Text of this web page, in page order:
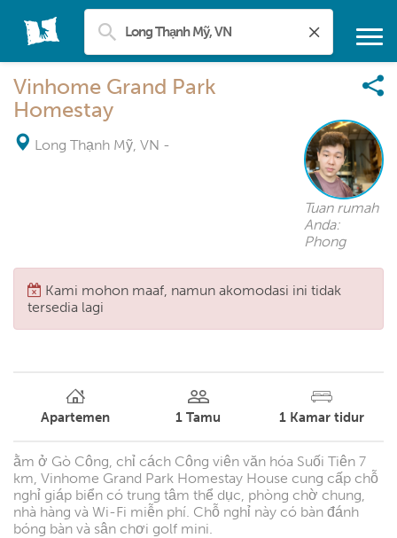
Vinhome Grand Park
Homestay
Long Thạnh Mỹ, VN -
Tuan rumah
Anda:
Phong
Kami mohon maaf, namun akomodasi ini tidak
tersedia lagi
Apartemen 1 Tamu 1 Kamar tidur
ằm ở Gò Công, chỉ cách Công viên văn hóa Suối Tiên 7
km, Vinhome Grand Park Homestay House cung cấp chỗ
nghỉ giáp biển có trung tâm thể dục, phòng chờ chung,
nhà hàng và Wi-Fi miễn phí. Chỗ nghỉ này có bàn đánh
bóng bàn và sân chơi golf mini.